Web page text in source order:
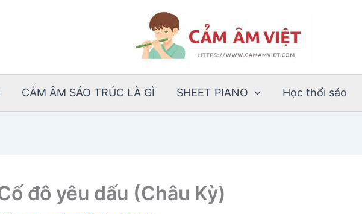
CẢM ÂM SÁO TRÚC LÀ GÌ SHEET PIANO Học thổi sáo
đô yêu dấu (Châu Kỳ)